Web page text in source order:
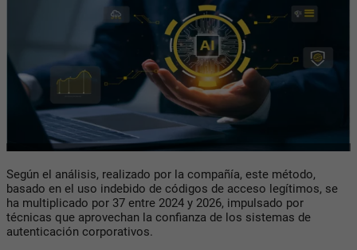
Según el análisis, realizado por la compañía, este método,
basado en el uso indebido de códigos de acceso legítimos, se
ha multiplicado por 37 entre 2024 y 2026, impulsado por
técnicas que aprovechan la confianza de los sistemas de
autenticación corporativos.